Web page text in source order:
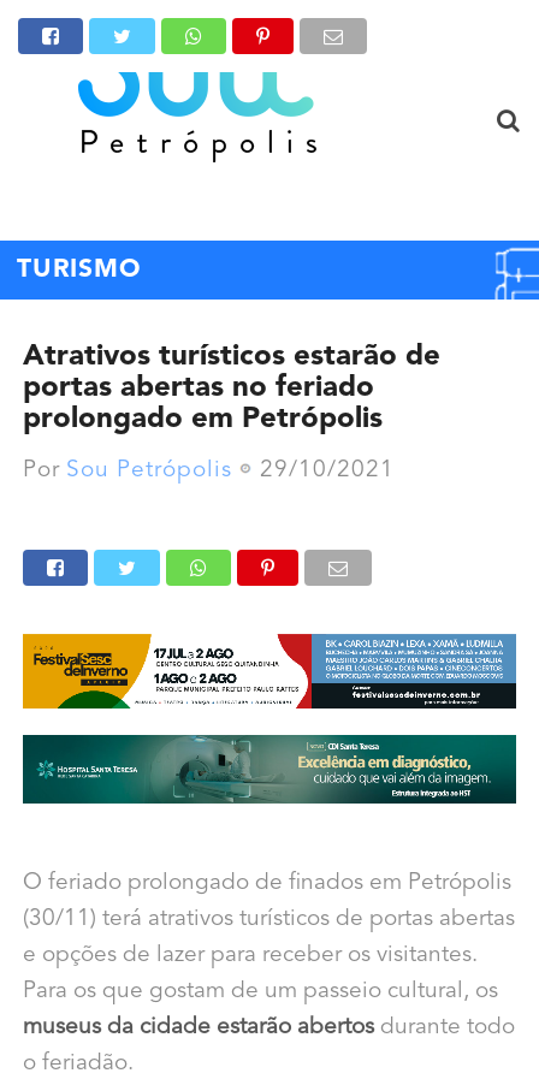
TURISMO
Atrativos turísticos estarão de
portas abertas no feriado
prolongado em Petrópolis
Por Sou Petrópolis 29/10/2021
O feriado prolongado de finados em Petrópolis
(30/11) terá atrativos turísticos de portas abertas
e opções de lazer para receber os visitantes.
Para os que gostam de um passeio cultural, os
museus da cidade estarão abertosdurante todo
o feriadão.